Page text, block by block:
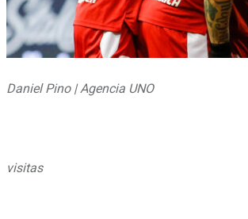
Daniel Pino | Agencia UNO
visitas